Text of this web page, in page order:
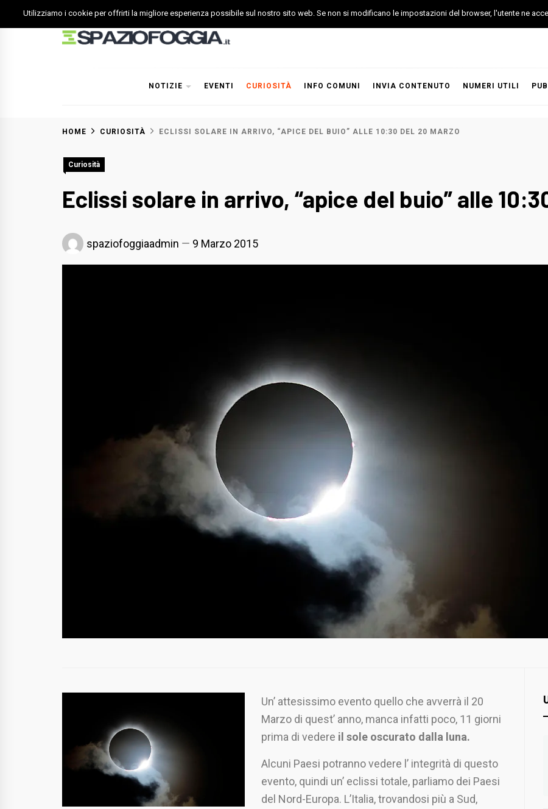
to
NOTIZIE EVENTI CURIOSITÀ INFO COMUNI INVIA CONTENUTO NUMERI UTILI
HOME CURIOSITÀ ECLISSI SOLARE IN ARRIVO, “APICE DEL BUIO” ALLE 10:30 DEL 20 MARZO
Curiosità
Eclissi solare in arrivo, “apice del buio” alle
spaziofoggiaadmin 9 Marzo 2015
Un’ attesissimo evento quello che avverrà il 20
Marzo di quest’ anno, manca infatti poco, 11 giorni
prima di vedere il sole oscurato dalla luna.
Alcuni Paesi potranno vedere l’ integrità di questo
evento, quindi un’ eclissi totale, parliamo dei Paesi
del Nord-Europa. L’Italia, trovandosi più a Sud,
Utilizziamo i cookie per offrirti la migliore esperienza possibile sul nostro sito web. Se non si modificano le impostazioni del browser, l'utente ne